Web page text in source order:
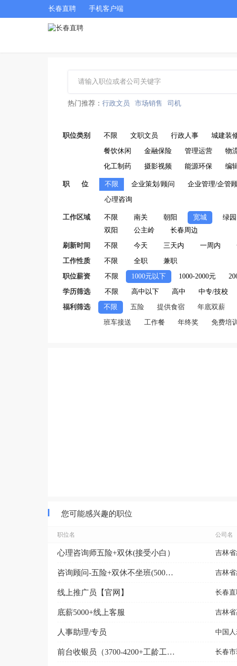
长春直聘 手机客户端
热门推荐： 行政文员 市场销售 司机
职位类别 不限 文职文员 行政人事 城建装
餐饮休闲 金融保险 管理运营 物
化工制药 摄影视频 能源环保 编
职 位 不限 企业策划/顾问 企业管理/企管
心理咨询
工作区域 不限 南关 朝阳 宽城 绿园
双阳
公主岭 长春周边
刷新时间 不限 今天 三天内 一周内
工作性质 不限 全职 兼职
职位薪资 不限 1000元以下 1000-2000元
学历筛选 不限 高中以下 高中 中专/技校
福利筛选 不限 五险 提供食宿 年底双薪
班车接送 工作餐 年终奖 免费培训
您可能感兴趣的职位
职位名 公司名
心理咨询师五险+双休(接受小白） 吉林省
咨询顾问-五险+双休不坐班(5000-9000元） 吉林省
线上推广员【官网】 长春
底薪5000+线上客服 吉林
人事助理/专员 中国人
前台收银员（3700-4200+工龄工资） 长春